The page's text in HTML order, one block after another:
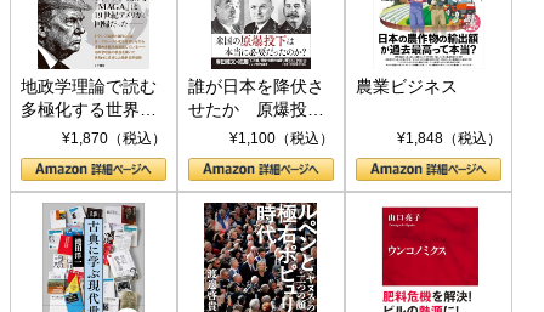
地政学理論で読む
多極化する世界：
トランプとBRICS
の挑戦
¥1,870（税込）
誰が日本を降伏さ
せたか 原爆投
下、ソ連参戦、そ
して聖断 (PHP新
書)
¥1,100（税込）
農業ビジネス
¥1,848（税込）